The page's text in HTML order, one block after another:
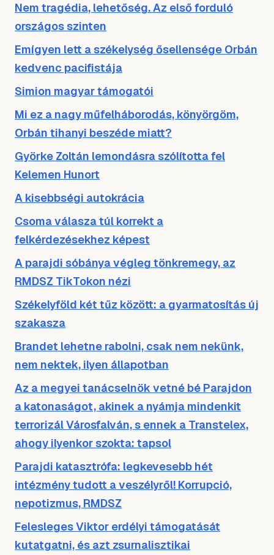
Nem tragédia, lehetőség. Az első forduló
országos szinten
Emígyen lett a székelység ősellensége Orbán
kedvenc pacifistája
Simion magyar támogatói
Mi ez a nagy műfelháborodás, könyörgöm,
Orbán tihanyi beszéde miatt?
Györke Zoltán lemondásra szólította fel
Kelemen Hunort
A kisebbségi autokrácia
Csoma válasza túl korrekt a
felkérdezésekhez képest
A parajdi sóbánya végleg tönkremegy, az
RMDSZ TikTokon nézi
Székelyföld két tűz között: a gyarmatosítás új
szakasza
Brandet lehetne rabolni, csak nem nekünk,
nem nektek, ilyen állapotban
Az a megyei tanácselnök vetné bé Parajdon
a katonaságot, akinek a nyámja mindenkit
terrorizál Városfalván, s ennek a Transtelex,
ahogy ilyenkor szokta: tapsol
Parajdi katasztrófa: legkevesebb hét
intézmény tudott a veszélyről! Korrupció,
nepotizmus, RMDSZ
Felesleges Viktor erdélyi támogatását
kutatgatni, és azt zsurnalisztikai